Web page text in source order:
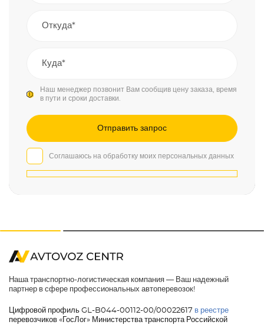
Наш менеджер позвонит Вам сообщив цену заказа, время
в пути и сроки доставки.
Соглашаюсь на обработку моих персональных данных
Наша транспортно-логистическая компания — Ваш надежный
партнер в сфере профессиональных автоперевозок!
Цифровой профиль GL-B044-00112-00/00022617 в реестре
перевозчиков «ГосЛог» Министерства транспорта Российской